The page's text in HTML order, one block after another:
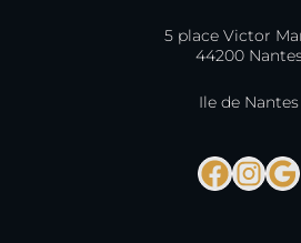
5 place Victor
44200
Ile de Nantes